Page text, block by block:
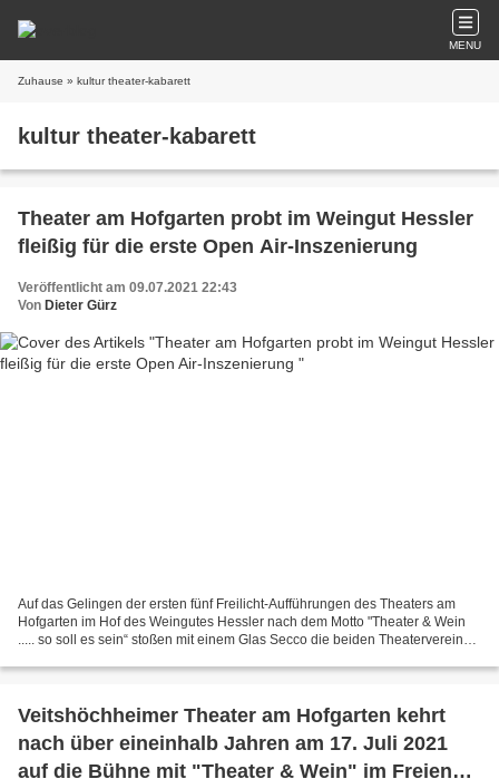
MENU
Zuhause » kultur theater-kabarett
kultur theater-kabarett
Theater am Hofgarten probt im Weingut Hessler
fleißig für die erste Open Air-Inszenierung
Veröffentlicht am 09.07.2021 22:43
Von Dieter Gürz
Auf das Gelingen der ersten fünf Freilicht-Aufführungen des Theaters am
Hofgarten im Hof des Weingutes Hessler nach dem Motto "Theater & Wein
..... so soll es sein“ stoßen mit einem Glas Secco die beiden Theatervereins-
Veitshöchheimer Theater am Hofgarten kehrt
nach über eineinhalb Jahren am 17. Juli 2021
auf die Bühne mit "Theater & Wein" im Freien